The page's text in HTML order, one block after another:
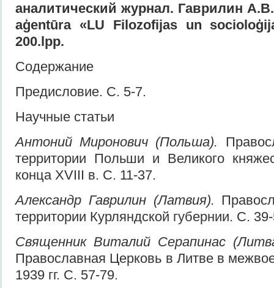
аналитический журнал. Гаврилин
aģentūra «LU Filozofijas un
200.lpp.
Содержание
Предисловие. С. 5-7.
Научные статьи
Антоний Миронович (Польша).
территории Польши и Великого
конца XVIII в. С. 11-37.
Александр Гаврилин (Латвия).
территории Курляндской губернии. С.
Священник Виталий Серапинас
Православная Церковь в Литве в
1939 гг. С. 57-79.